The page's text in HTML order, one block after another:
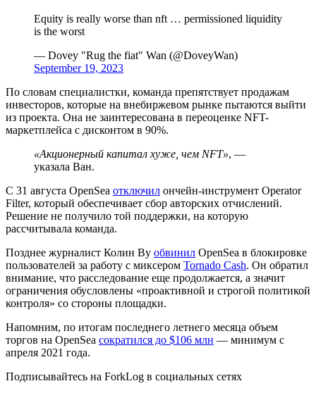
Equity is really worse than nft … permissioned liquidity
is the worst
— Dovey "Rug the fiat" Wan (@DoveyWan)
September 19, 2023
По словам специалистки, команда препятствует продажам
инвесторов, которые на внебиржевом рынке пытаются выйти
из проекта. Она не заинтересована в переоценке NFT-
маркетплейса с дисконтом в 90%.
«Акционерный капитал хуже, чем NFT», —
указала Ван.
С 31 августа OpenSea отключил ончейн-инструмент Operator
Filter, который обеспечивает сбор авторских отчислений.
Решение не получило той поддержки, на которую
рассчитывала команда.
Позднее журналист Колин Ву обвинил OpenSea в блокировке
пользователей за работу с миксером Tornado Cash. Он обратил
внимание, что расследование еще продолжается, а значит
ограничения обусловлены «проактивной и строгой политикой
контроля» со стороны площадки.
Напомним, по итогам последнего летнего месяца объем
торгов на OpenSea сократился до $106 млн — минимум с
апреля 2021 года.
Подписывайтесь на ForkLog в социальных сетях